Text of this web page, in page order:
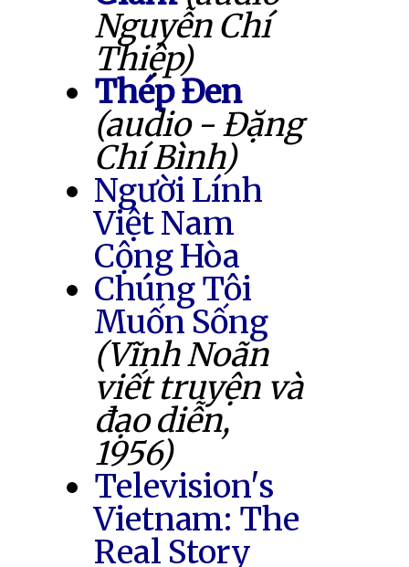
Nguyễn Chí
Thiệp)
Thép Đen
(audio - Đặng
Chí Bình)
Người Lính
Việt Nam
Cộng Hòa
Chúng Tôi
Muốn Sống
(Vĩnh Noãn
viết truyện và
đạo diễn,
1956)
Television's
Vietnam: The
Real Story